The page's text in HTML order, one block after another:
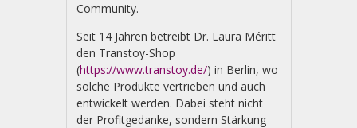
Community.
Seit 14 Jahren betreibt Dr. Laura Méritt
den Transtoy-Shop
(https://www.transtoy.de/) in Berlin, wo
solche Produkte vertrieben und auch
entwickelt werden. Dabei steht nicht
der Profitgedanke, sondern Stärkung